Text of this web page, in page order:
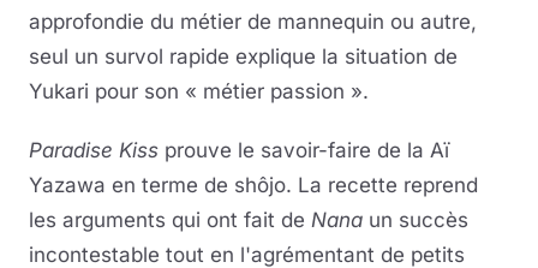
approfondie du métier de mannequin ou autre,
seul un survol rapide explique la situation de
Yukari pour son « métier passion ».
Paradise Kiss prouve le savoir-faire de la Aï
Yazawa en terme de shôjo. La recette reprend
les arguments qui ont fait de Nana un succès
incontestable tout en l'agrémentant de petits